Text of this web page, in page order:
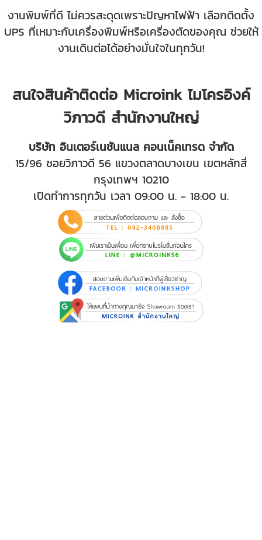
งานพิมพ์ที่ดี ไม่ควรสะดุดเพราะปัญหาไฟฟ้า เลือกติดตั้ง
UPS ที่เหมาะกับเครื่องพิมพ์หรือเครื่องตัดของคุณ ช่วยให้
งานเดินต่อได้อย่างมั่นใจในทุกวัน!
สนใจสินค้าติดต่อ Microink ไมโครอิงค์
วิภาวดี สำนักงานใหญ่
บริษัท อินเตอร์เนชันแนล คอนเน็คเทรด จำกัด
15/96 ซอยวิภาวดี 56 แขวงตลาดบางเขน เขตหลักสี่
กรุงเทพฯ 10210
เปิดทำการทุกวัน เวลา 09:00 น. - 18:00 น.